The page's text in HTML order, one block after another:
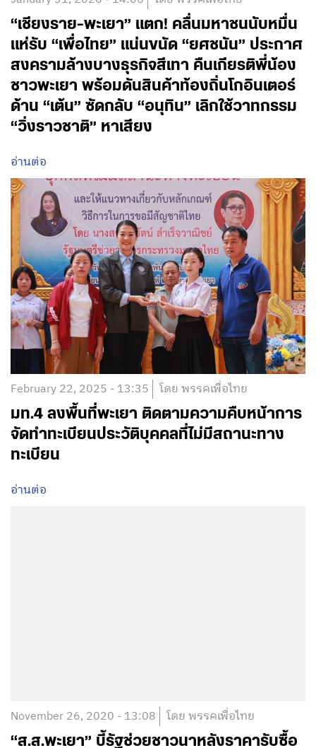
“เชียงราย-พะเยา” แตก! คลื่นมหาชนนับหมื่น
แห่รับ “เพื่อไทย” แน่นขนัด “ยศชนัน” ประกาศ
สงครามล้างบางธุรกิจสีเทา คืนเกียรติพี่น้อง
ชาวพะเยา พร้อมดันสินค้าท้องถิ่นโกอินเตอร์
ด้าน “เต้น” ซัดกลับ “อนุทิน” เลิกใช้วาทกรรม
“วิ่งราวชาติ” หาเสียง
อ่านต่อ
February 22, 2025 - 13:35 โดย พรรคเพื่อไทย
มท.4 ลงพื้นที่พะเยา ติดตามความคืบหน้าการ
จัดทำทะเบียนประวัติบุคคลที่ไม่มีสถานะทาง
ทะเบียน
อ่านต่อ
November 26, 2020 - 13:08 โดย พรรคเพื่อไทย
“ส.ส.พะเยา” บี้รัฐช่วยชาวนาหลังราคารับซื้อ